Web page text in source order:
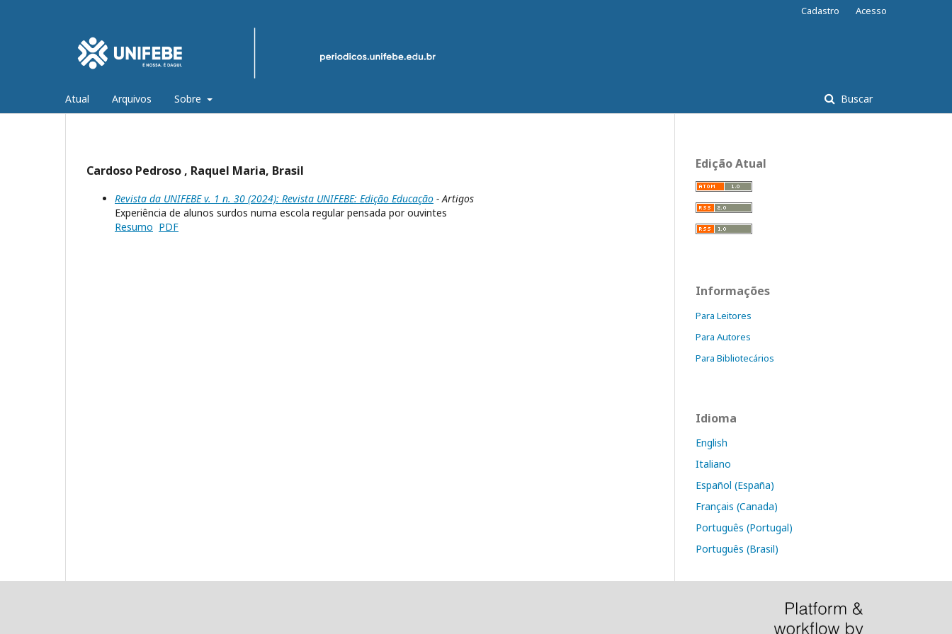
Atual Arquivos Sobre Buscar
Cadastro Acesso
Cardoso Pedroso , Raquel Maria, Brasil
Revista da UNIFEBE v. 1 n. 30 (2024): Revista UNIFEBE: Edição Educação - Artigos
Experiência de alunos surdos numa escola regular pensada por ouvintes
Resumo PDF
Edição Atual
Informações
Para Leitores
Para Autores
Para Bibliotecários
Idioma
English
Italiano
Español (España)
Français (Canada)
Português (Portugal)
Português (Brasil)